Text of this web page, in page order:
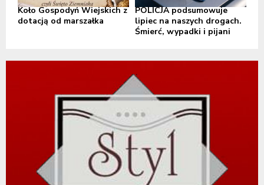
Koło Gospodyń Wiejskich z
dotacją od marszałka
POLICJA podsumowuje
lipiec na naszych drogach.
Śmierć, wypadki i pijani